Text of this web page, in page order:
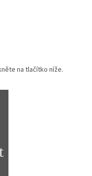
na tlačítko níže.